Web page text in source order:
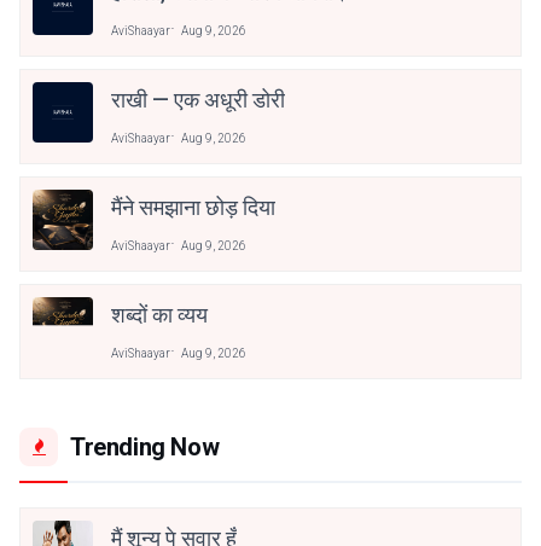
AviShaayar Aug 9, 2026
राखी — एक अधूरी डोरी
AviShaayar Aug 9, 2026
मैंने समझाना छोड़ दिया
AviShaayar Aug 9, 2026
शब्दों का व्यय
AviShaayar Aug 9, 2026
Trending Now
मैं शून्य पे सवार हूँ